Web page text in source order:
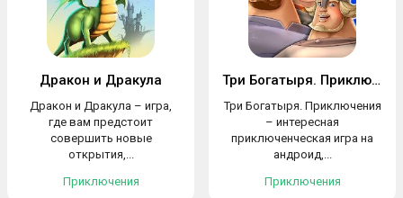
Дракон и Дракула
Дракон и Дракула – игра,
где вам предстоит
совершить новые
открытия,...
Приключения
Три Богатыря. Приключения
Три Богатыря. Приключения
– интересная
приключенческая игра на
андроид,...
Приключения